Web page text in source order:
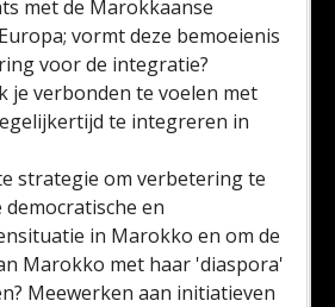
met de Marokkaanse
vormt deze bemoeienis
voor de integratie?
je verbonden te voelen met
te integreren in
strategie om verbetering te
en
in Marokko en om de
Marokko met haar 'diaspora'
Meewerken aan initiatieven